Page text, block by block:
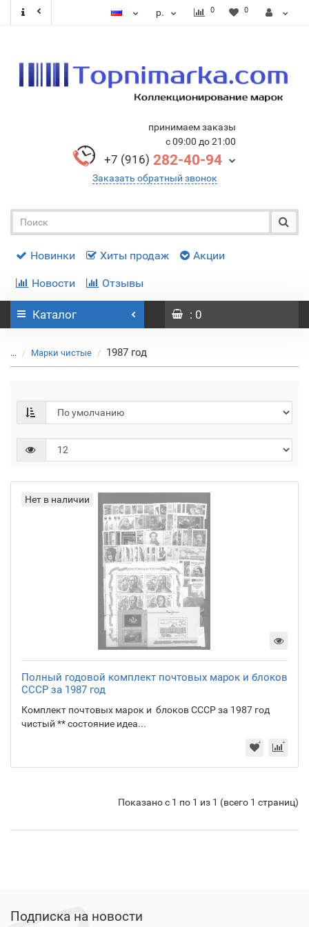
р. 0 0
принимаем заказы
с 09:00 до 21:00
+7 (916) 282-40-94
Заказать обратный звонок
Новинки Хиты продаж Акции
Новости Отзывы
Каталог : 0
... Марки чистые 1987 год
Нет в наличии
Полный годовой комплект почтовых марок и блоков
СССР за 1987 год
Комплект почтовых марок и блоков СССР за 1987 год
чистый ** состояние идеа...
Показано с 1 по 1 из 1 (всего 1 страниц)
Подписка на новости